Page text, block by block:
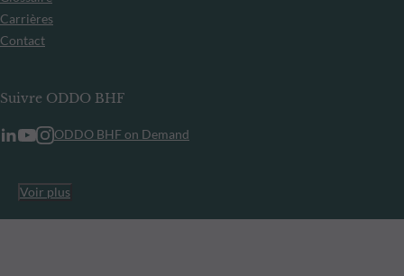
Carrières
Contact
Suivre ODDO BHF
ODDO BHF on Demand
Voir plus